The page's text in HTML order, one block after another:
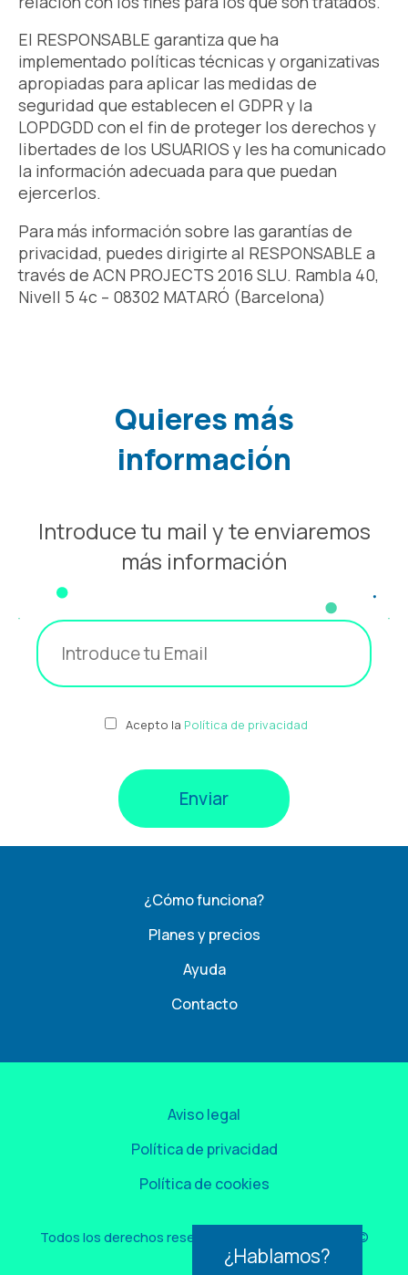
¿Hablamos?
El RESPONSABLE garantiza que ha
implementado políticas técnicas y organizativas
apropiadas para aplicar las medidas de
seguridad que establecen el GDPR y la
LOPDGDD con el fin de proteger los derechos y
libertades de los USUARIOS y les ha comunicado
la información adecuada para que puedan
ejercerlos.
Para más información sobre las garantías de
privacidad, puedes dirigirte al RESPONSABLE a
través de ACN PROJECTS 2016 SLU. Rambla 40,
Nivell 5 4c – 08302 MATARÓ (Barcelona)
Quieres más
información
Introduce tu mail y te enviaremos
más información
Acepto la Política de privacidad
¿Cómo funciona?
Planes y precios
Ayuda
Contacto
Todos los derechos reservados por Easygest 2026©
Aviso legal
Política de privacidad
Política de cookies